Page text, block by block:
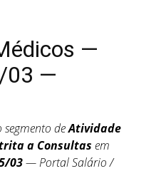
—
03 —
segmento deAtividade
a Consultas em
03— Portal Salário /